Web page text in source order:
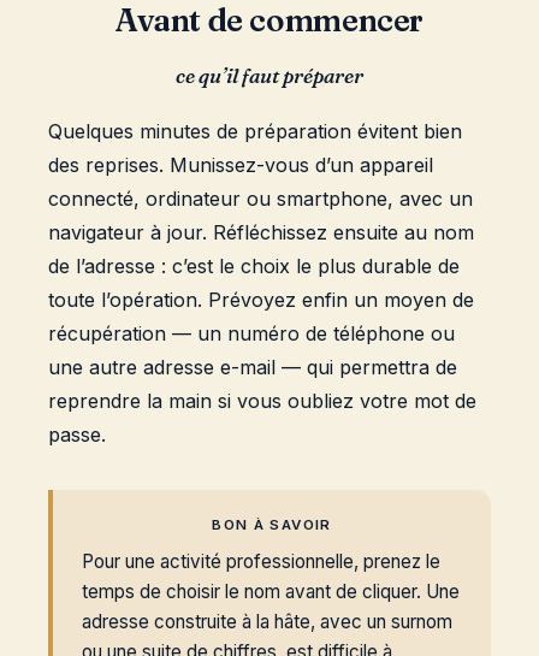
Avant de commencer
ce qu’il faut préparer
Quelques minutes de préparation évitent bien
des reprises. Munissez-vous d’un appareil
connecté, ordinateur ou smartphone, avec un
navigateur à jour. Réfléchissez ensuite au nom
de l’adresse : c’est le choix le plus durable de
toute l’opération. Prévoyez enfin un moyen de
récupération — un numéro de téléphone ou
une autre adresse e-mail — qui permettra de
reprendre la main si vous oubliez votre mot de
passe.
BON À SAVOIR
Pour une activité professionnelle, prenez le
temps de choisir le nom avant de cliquer. Une
adresse construite à la hâte, avec un surnom